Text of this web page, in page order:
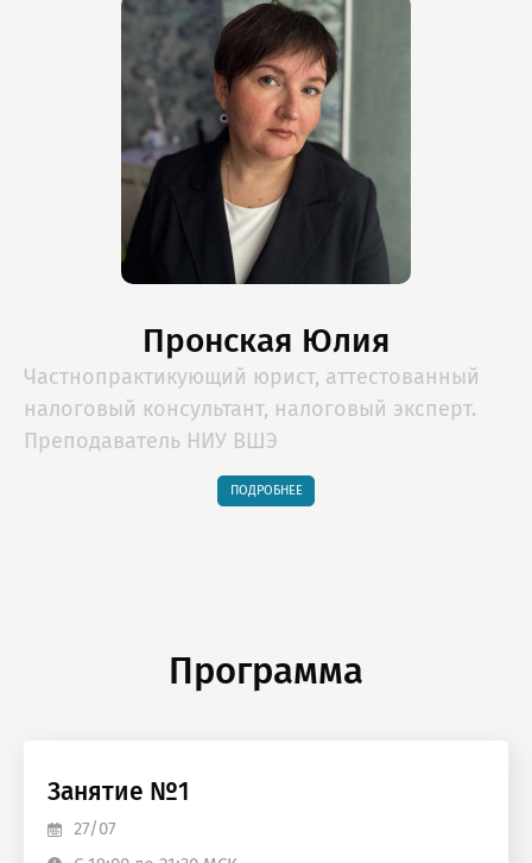
Пронская Юлия
Частнопрактикующий юрист, аттестованный
налоговый консультант, налоговый эксперт.
Преподаватель НИУ ВШЭ
ПОДРОБНЕЕ
Программа
Занятие №1
27/07